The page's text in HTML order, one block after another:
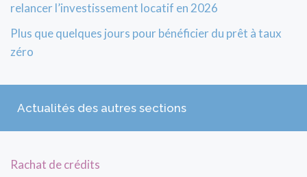
relancer l’investissement locatif en 2026
Plus que quelques jours pour bénéficier du prêt à taux
zéro
Actualités des autres sections
Rachat de crédits